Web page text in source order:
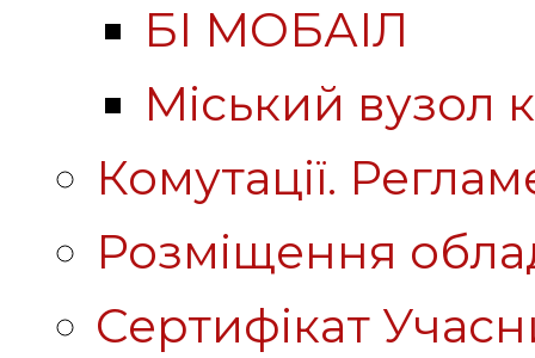
БІ МОБАІЛ
Міський вузол
Комутації.
Розміщення
Сертифікат